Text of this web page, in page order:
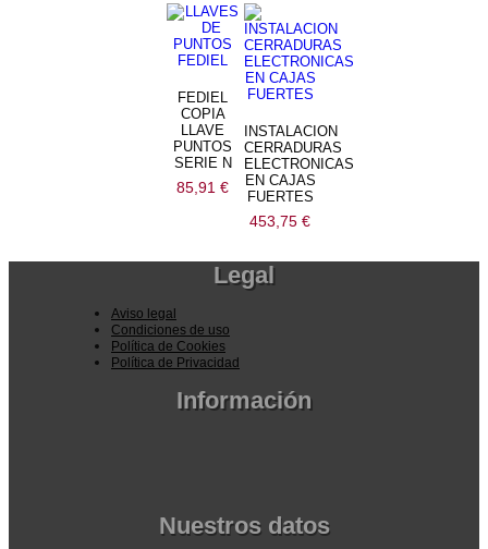
bajo
FEDIEL
COPIA
LLAVE
PUNTOS
SERIE N
85,91€
INSTALACION
CERRADURAS
ELECTRONICAS
EN CAJAS
FUERTES
453,75€
Legal
Aviso legal
Condiciones de uso
Política de Cookies
Política de Privacidad
Información
Nuestros datos